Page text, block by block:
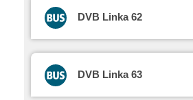
DVB Linka 62
DVB Linka 63